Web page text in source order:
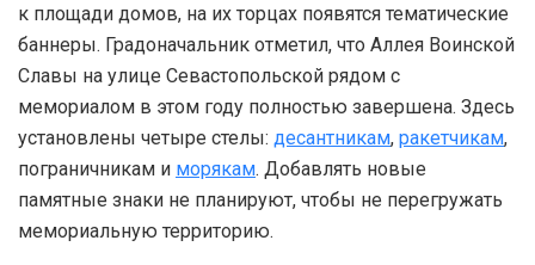
к площади домов, на их торцах появятся тематические
баннеры. Градоначальник отметил, что Аллея Воинской
Славы на улице Севастопольской рядом с
мемориалом в этом году полностью завершена. Здесь
установлены четыре стелы: десантникам, ракетчикам,
пограничникам и морякам. Добавлять новые
памятные знаки не планируют, чтобы не перегружать
мемориальную территорию.